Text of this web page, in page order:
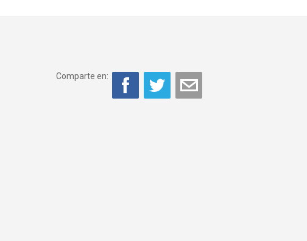
Comparte en: